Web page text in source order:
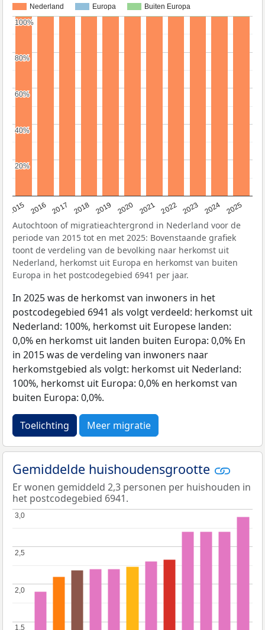
Nederland Europa Buiten Europa
2015 2016 2017 2018 2019 2020 2021 2022 2023 2024 2025
20%
20%
40%
40%
60%
60%
80%
80%
100%
100%
Autochtoon of migratieachtergrond in Nederland voor de
periode van 2015 tot en met 2025: Bovenstaande grafiek
toont de verdeling van de bevolking naar herkomst uit
Nederland, herkomst uit Europa en herkomst van buiten
Europa in het postcodegebied 6941 per jaar.
In 2025 was de herkomst van inwoners in het
postcodegebied 6941 als volgt verdeeld: herkomst uit
Nederland: 100%, herkomst uit Europese landen:
0,0% en herkomst uit landen buiten Europa: 0,0% En
in 2015 was de verdeling van inwoners naar
herkomstgebied als volgt: herkomst uit Nederland:
100%, herkomst uit Europa: 0,0% en herkomst van
buiten Europa: 0,0%.
Toelichting Meer migratie
Gemiddelde huishoudensgrootte
Er wonen gemiddeld 2,3 personen per huishouden in
het postcodegebied 6941.
1,5
1,5
2,0
2,0
2,5
2,5
3,0
3,0